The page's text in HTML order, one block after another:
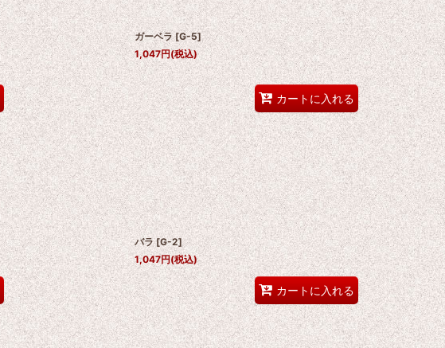
ガーベラ [G-5]
1,047円(税込)
カートに入れる
バラ [G-2]
1,047円(税込)
カートに入れる